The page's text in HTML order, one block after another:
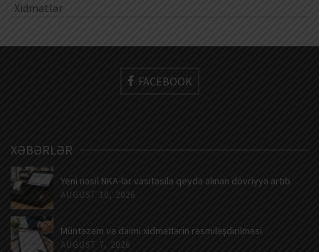
Xidmətlər
FACEBOOK
XƏBƏRLƏR
Yeni nəsil NKA-lar vasitəsilə qeydə alınan dövriyyə artıb
AUGUST 10, 2026
Müntəzəm və daimi xidmətlərin rəsmiləşdirilməsi
AUGUST 7, 2026